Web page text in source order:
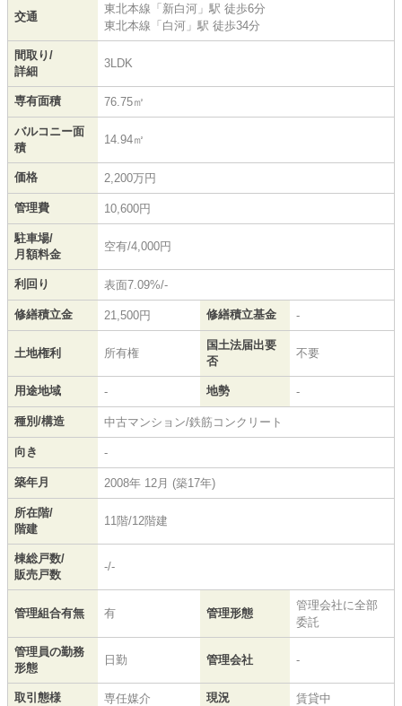
交通
東北本線 「新白河 」駅 徒歩6分
東北本線 「白河 」駅 徒歩34分
間取り/
詳細
3LDK
専有面積 76.75㎡
バルコニー面
積
14.94㎡
価格 2,200万円
管理費 10,600円
駐車場/
月額料金
空有/4,000円
利回り 表面7.09%/-
修繕積立金 21,500円 修繕積立基金 -
土地権利 所有権
国土法届出要
否
不要
用途地域 - 地勢 -
種別/構造 中古マンション/鉄筋コンクリート
向き -
築年月 2008年 12月 (築17年)
所在階/
階建
11階/12階建
棟総戸数/
販売戸数
-/-
管理組合有無 有 管理形態
管理会社に全部
委託
管理員の勤務
形態
日勤 管理会社 -
取引態様 専任媒介 現況 賃貸中